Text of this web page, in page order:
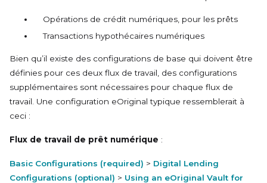
Opérations de crédit numériques, pour les prêts
Transactions hypothécaires numériques
Bien qu’il existe des configurations de base qui doivent être
définies pour ces deux flux de travail, des configurations
supplémentaires sont nécessaires pour chaque flux de
travail. Une configuration eOriginal typique ressemblerait à
ceci :
Flux de travail de prêt numérique :
Basic Configurations (required) > Digital Lending
Configurations (optional) > Using an eOriginal Vault for